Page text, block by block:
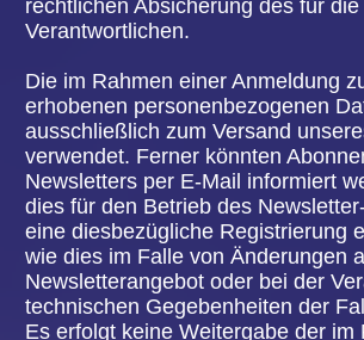
Möchte eine betroffene Person dieses
Auskunftsrecht in Anspruch nehmen, kann sie sich
Verarbeitung Verantwortlichen wenden.
c) Recht auf Berichtigung
Jede von der Verarbeitung personenbezogener
Daten betroffene Person hat das vom
Europäischen Richtlinien- und Verordnungsgeber
gewährte Recht, die unverzügliche Berichtigung
sie betreffender unrichtiger personenbezogener
Daten zu verlangen. Ferner steht der betroffenen
Person das Recht zu, unter Berücksichtigung der
Zwecke der Verarbeitung, die Vervollständigung
unvollständiger personenbezogener Daten — auch
mittels einer ergänzenden Erklärung — zu
verlangen.